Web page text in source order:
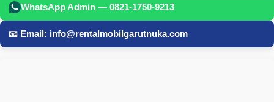
WhatsApp Admin — 0821-1750-9213
📧 Email: info@rentalmobilgarutnuka.com